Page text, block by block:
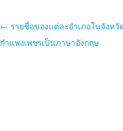
Post
← รายชื่อของแต่ละอำเภอในจังหวั
กำแพงเพชรเป็นภาษาอังกฤษ